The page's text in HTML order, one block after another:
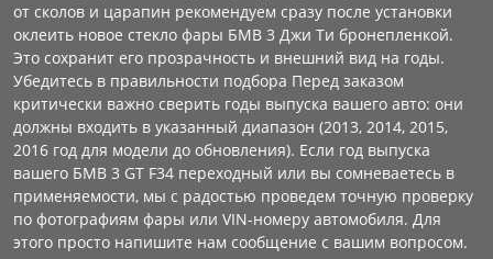
от сколов и царапин рекомендуем сразу после установки
оклеить новое стекло фары БМВ 3 Джи Ти бронепленкой.
Это сохранит его прозрачность и внешний вид на годы.
Убедитесь в правильности подбора Перед заказом
критически важно сверить годы выпуска вашего авто: они
должны входить в указанный диапазон (2013, 2014, 2015,
2016 год для модели до обновления). Если год выпуска
вашего БМВ 3 GT F34 переходный или вы сомневаетесь в
применяемости, мы с радостью проведем точную проверку
по фотографиям фары или VIN-номеру автомобиля. Для
этого просто напишите нам сообщение с вашим вопросом.